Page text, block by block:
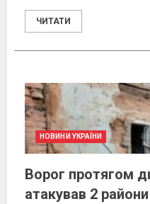
ЧИТАТИ
НОВИНИ УКРАЇНИ
Ворог протягом
атакував 2